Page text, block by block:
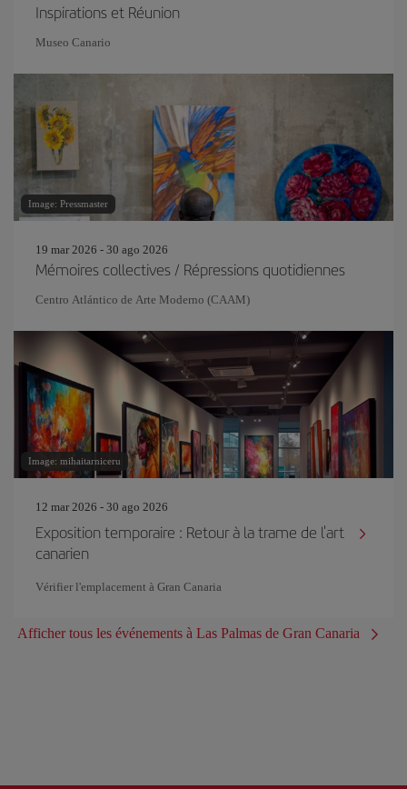
Inspirations et Réunion
Museo Canario
Image: Pressmaster
19 mar 2026 - 30 ago 2026
Mémoires collectives / Répressions quotidiennes
Centro Atlántico de Arte Moderno (CAAM)
Image: mihaitarniceru
12 mar 2026 - 30 ago 2026
Exposition temporaire : Retour à la trame de l'art
canarien
Vérifier l'emplacement à Gran Canaria
Afficher tous les événements à Las Palmas de Gran Canaria